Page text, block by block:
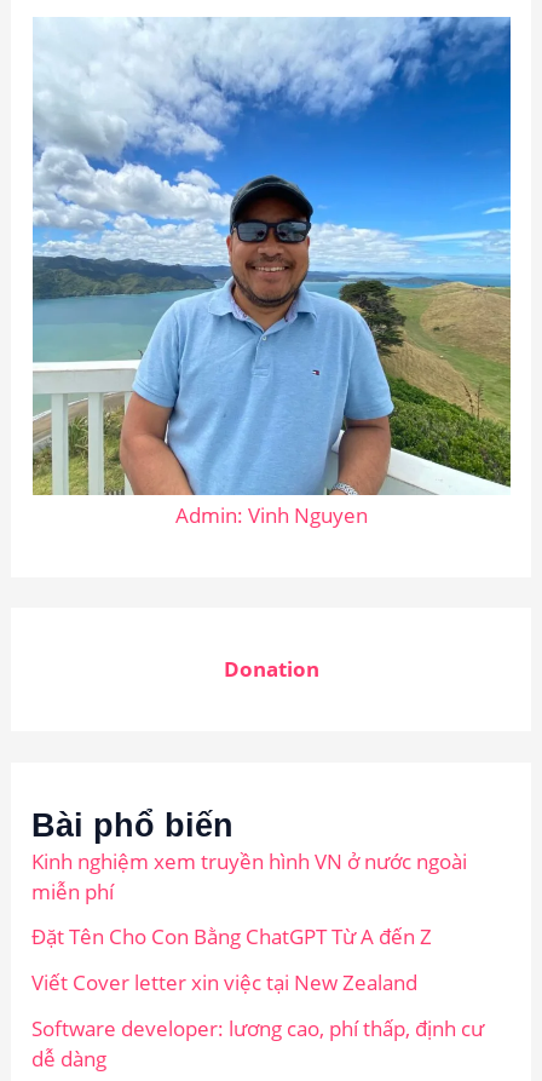
Admin: Vinh Nguyen
Donation
Bài phổ biến
Kinh nghiệm xem truyền hình VN ở nước ngoài
miễn phí
Đặt Tên Cho Con Bằng ChatGPT Từ A đến Z
Viết Cover letter xin việc tại New Zealand
Software developer: lương cao, phí thấp, định cư
dễ dàng